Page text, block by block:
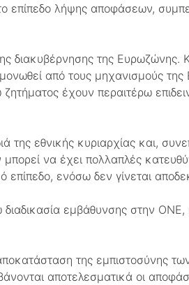
επίπεδο λήψης αποφάσεων,
διακυβέρνησης της Ευρωζώνης.
από τους μηχανισμούς της
έχουν περαιτέρω
της εθνικής κυριαρχίας και,
να έχει πολλαπλές
ενόσω δεν γίνεται
διαδικασία εμβάθυνσης στην
της εμπιστοσύνης
αποτελεσματικά οι